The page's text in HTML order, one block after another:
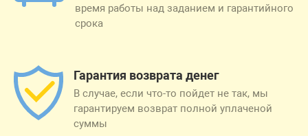
время работы над заданием и гарантийного
срока
Гарантия возврата денег
В случае, если что-то пойдет не так, мы
гарантируем возврат полной уплаченой
суммы